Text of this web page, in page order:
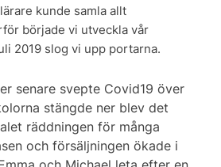
kunde samla allt
började vi utveckla vår
2019 slog vi upp portarna.
senare svepte Covid19 över
stängde ner blev det
räddningen för många
och försäljningen ökade i